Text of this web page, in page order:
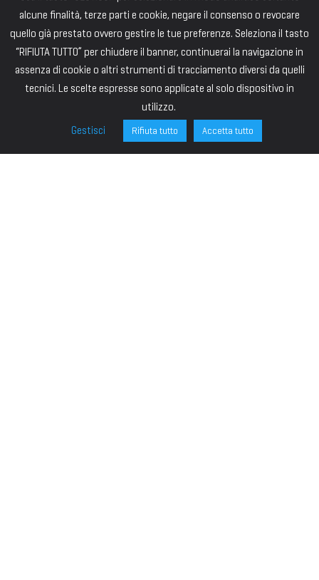
alcune finalità, terze parti e cookie, negare il consenso o revocare
quello già prestato ovvero gestire le tue preferenze. Seleziona il tasto
“RIFIUTA TUTTO” per chiudere il banner, continuerai la navigazione in
assenza di cookie o altri strumenti di tracciamento diversi da quelli
tecnici. Le scelte espresse sono applicate al solo dispositivo in
utilizzo.
Gestisci
Rifiuta tutto Accetta tutto